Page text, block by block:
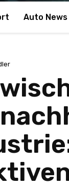
Auto News